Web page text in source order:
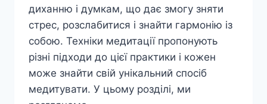
диханню і думкам, що дає змогу зняти
стрес, розслабитися і знайти гармонію із
собою. Техніки медитації пропонують
різні підходи до цієї практики і кожен
може знайти свій унікальний спосіб
медитувати. У цьому розділі, ми